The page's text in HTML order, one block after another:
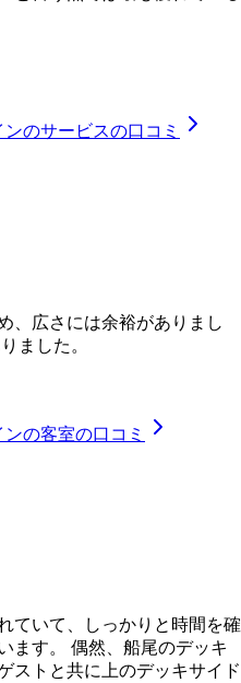
のサービスの口コミ
、広さには余裕がありまし
ました。
の客室の口コミ
ていて、しっかりと時間を確
ます。 偶然、船尾のデッキ
ストと共に上のデッキサイド